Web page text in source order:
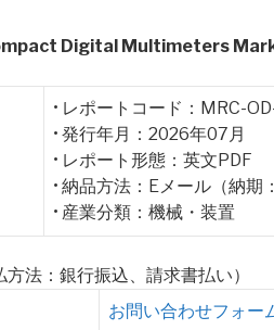
Digital Multimeters
• レポートコード：MRC-
• 発行年月：2026年07月
• レポート形態：英文PDF
• 納品方法：Eメール（納期
• 産業分類：機械・装置
法：銀行振込、請求書払い）
お問い合わせフォー